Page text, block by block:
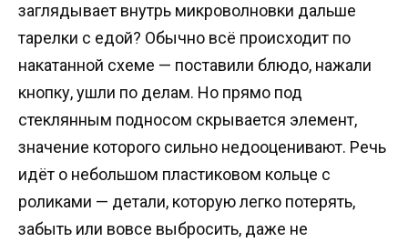
заглядывает внутрь микроволновки дальше
тарелки с едой? Обычно всё происходит по
накатанной схеме — поставили блюдо, нажали
кнопку, ушли по делам. Но прямо под
стеклянным подносом скрывается элемент,
значение которого сильно недооценивают. Речь
идёт о небольшом пластиковом кольце с
роликами — детали, которую легко потерять,
забыть или вовсе выбросить, даже не